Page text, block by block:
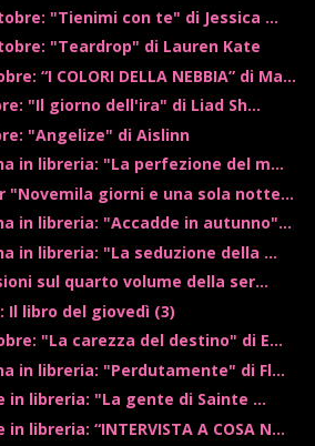
"Tienimi con te" di Jessica ...
"Teardrop" di Lauren Kate
“I COLORI DELLA NEBBIA” di Ma...
"Il giorno dell'ira" di Liad Sh...
"Angelize" di Aislinn
in libreria: "La perfezione del m...
"Novemila giorni e una sola notte...
in libreria: "Accadde in autunno"...
in libreria: "La seduzione della ...
sul quarto volume della ser...
Il libro del giovedì (3)
"La carezza del destino" di E...
in libreria: "Perdutamente" di Fl...
in libreria: "La gente di Sainte ...
libreria: “INTERVISTA A COSA N...